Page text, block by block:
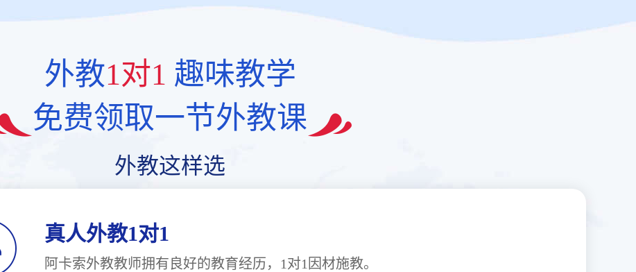
外教1对1 趣味教学
免费领取一节外教课
外教这样选
真人外教1对1
阿卡索外教教师拥有良好的教育经历，1对1因材施教。